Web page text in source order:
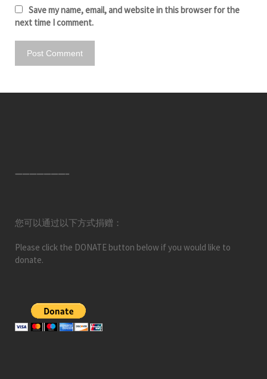
Save my name, email, and website in this browser for the
next time I comment.
———————–
您可以通过以下方式捐赠：
Please click the DONATE button below if you would like to
donate.